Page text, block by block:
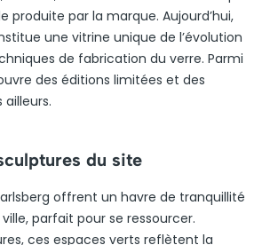
produite par la marque. Aujourd’hui,
une vitrine unique de l’évolution
de fabrication du verre. Parmi
des éditions limitées et des
du site
offrent un havre de tranquillité
parfait pour se ressourcer.
ces espaces verts reflètent la